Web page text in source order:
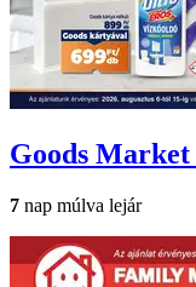
Goods Market
7 nap múlva lejár